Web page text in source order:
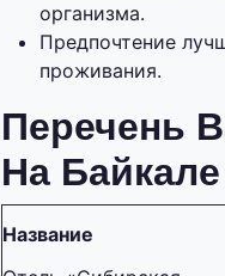
организма.
Предпочтение
проживания.
Перечень
На
Название